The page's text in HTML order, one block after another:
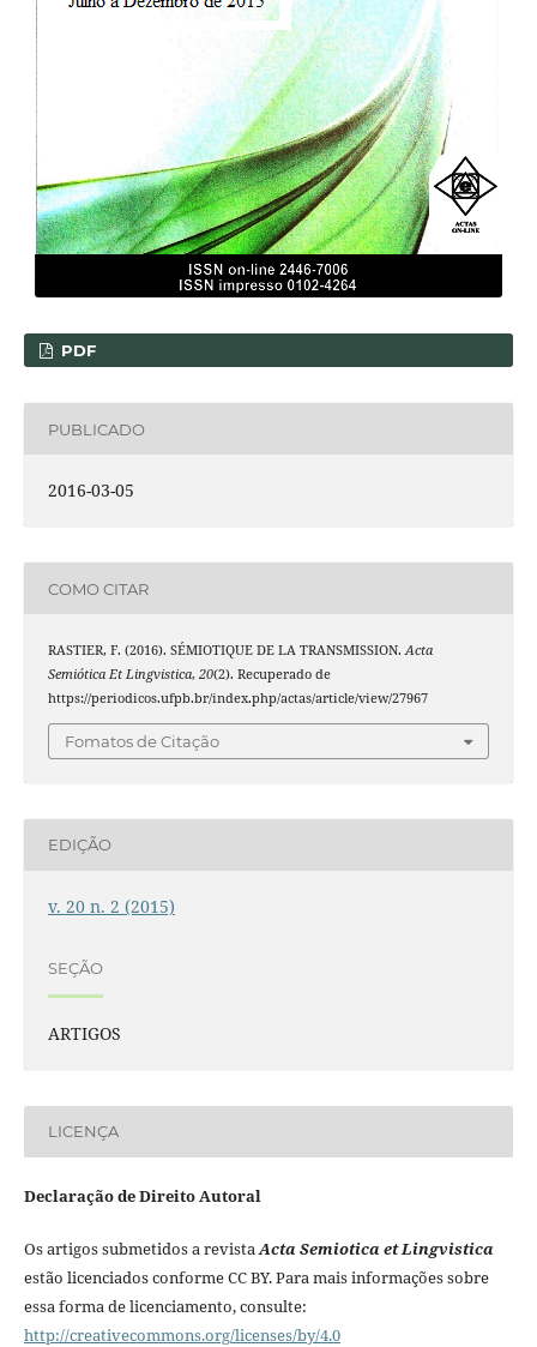
PDF
PUBLICADO
2016-03-05
COMO CITAR
RASTIER, F. (2016). SÉMIOTIQUE DE LA TRANSMISSION.Acta
Semiótica Et Lingvistica, 20(2). Recuperado de
https://periodicos.ufpb.br/index.php/actas/article/view/27967
Fomatos de Citação
EDIÇÃO
v. 20 n. 2 (2015)
SEÇÃO
ARTIGOS
LICENÇA
Declaração de Direito Autoral
Os artigos submetidos a revistaActa Semiotica et Lingvistica
estão licenciados conforme CC BY. Para mais informações sobre
essa forma de licenciamento, consulte:
http://creativecommons.org/licenses/by/4.0